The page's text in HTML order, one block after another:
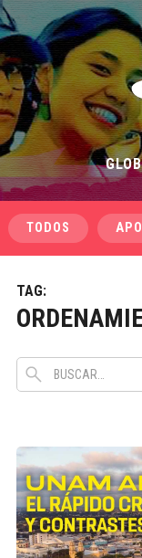
TODOS
TAG: